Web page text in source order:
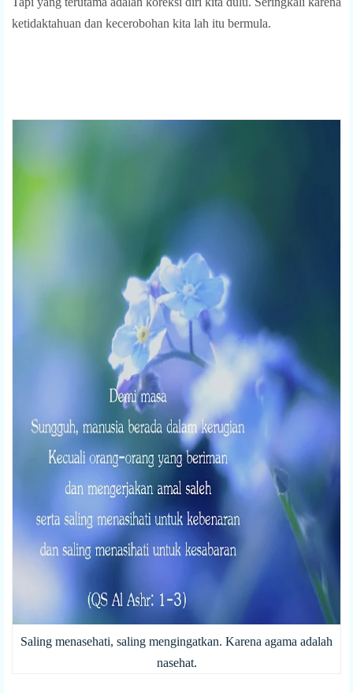
ketidaktahuan dan kecerobohan kita lah itu bermula.
Saling menasehati, saling mengingatkan. Karena agama adalah
nasehat.